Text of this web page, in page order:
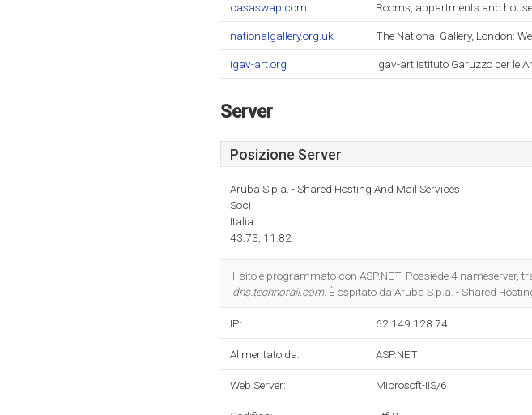
casaswap.com Rooms, appartments and
nationalgallery.org.uk The National Gallery, London:
igav-art.org Igav-art Istituto Garuzzo per le
Server
Posizione Server
Aruba S.p.a. - Shared Hosting And Mail Services
Soci
Italia
43.73, 11.82
Il sito è programmato con ASP.NET. Possiede 4 nameserver,
dns.technorail.com. È ospitato da Aruba S.p.a. - Shared
IP: 62.149.128.74
Alimentato da: ASP.NET
Web Server: Microsoft-IIS/6